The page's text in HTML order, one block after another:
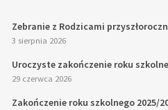
Zebranie z Rodzicami
3 sierpnia 2026
Uroczyste zakończenie roku
29 czerwca 2026
Zakończenie roku szkolnego 2025/